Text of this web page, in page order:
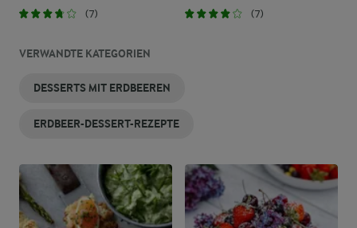
(7) (7)
VERWANDTE KATEGORIEN
DESSERTS MIT ERDBEEREN
ERDBEER-DESSERT-REZEPTE